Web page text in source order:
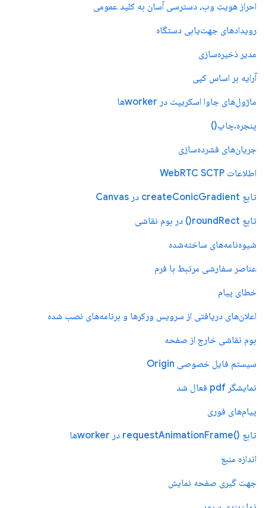
احراز هویت وب، دسترسی آسان به کلید عمومی
رویدادهای جهت‌یابی دستگاه
مدیر ذخیره‌سازی
آرایه بر اساس کپی
ماژول‌های جاوا اسکریپت در workerها
پنجره.چاپ()
جریان‌های فشرده‌سازی
اطلاعات WebRTC SCTP
تابع createConicGradient در Canvas
تابع roundRect() در بوم نقاشی
شیوه‌نامه‌های ساخته‌شده
عناصر سفارشی مرتبط با فرم
خطای پیام
اعلان‌های دریافتی از سرویس ورکرها و برنامه‌های نصب شده
بوم نقاشی خارج از صفحه
سیستم فایل خصوصی Origin
نمایشگر pdf فعال شد
پیام‌های فوری
تابع ()requestAnimationFrame در workerها
اندازه منبع
جهت گیری صفحه نمایش